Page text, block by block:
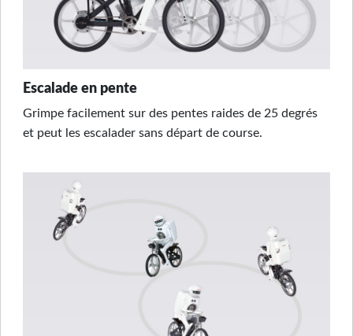
Escalade en pente
Grimpe facilement sur des pentes raides de 25 degrés
et peut les escalader sans départ de course.